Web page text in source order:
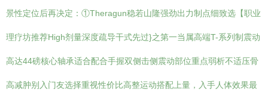
景性定位后再决定：①Theragun稳若山隆强劲出力制点细致选【职业
理疗坊推荐High剂量深度疏导干式先过}之第一当属高端T-系列制震动
高达44磅核心轴承适合配合手握双侧击侧震动部位重点弱析不适压骨
高减肿别入门友选择重视性价比高整运动搭配上量，入手人体效果最